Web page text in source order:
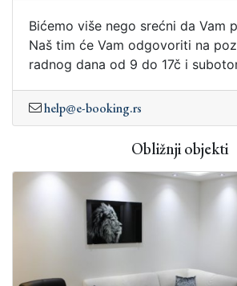
Bićemo više nego srećni da Vam
Naš tim će Vam odgovoriti na
radnog dana od 9 do 17č i
help@e-booking.rs
Obližnji objekti